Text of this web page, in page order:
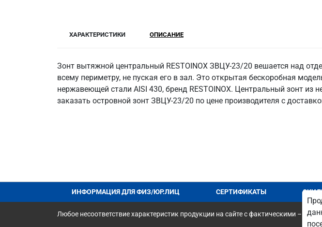
ХАРАКТЕРИСТИКИ ОПИСАНИЕ
Зонт вытяжной центральный RESTOINOX ЗВЦУ-23/20 вешается над
всему периметру, не пуская его в зал. Это открытая бескоробная
нержавеющей стали AISI 430, бренд RESTOINOX. Центральный зонт из
заказать островной зонт ЗВЦУ-23/20 по цене производителя с
ИНФОРМАЦИЯ ДЛЯ ФИЗ/ЮР.ЛИЦ СЕРТИФИКАТЫ
Любое несоответствие характеристик продукции на сайте с фактическими –